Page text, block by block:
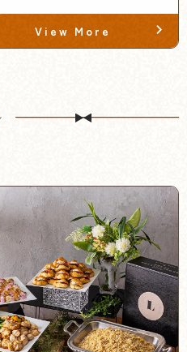
View More